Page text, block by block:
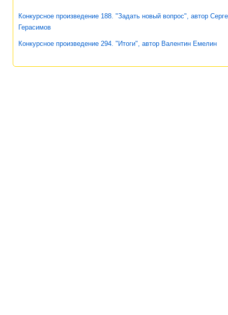
Конкурсное произведение 188. "Задать новый вопрос", автор
Герасимов
Конкурсное произведение 294. "Итоги", автор Валентин Емелин